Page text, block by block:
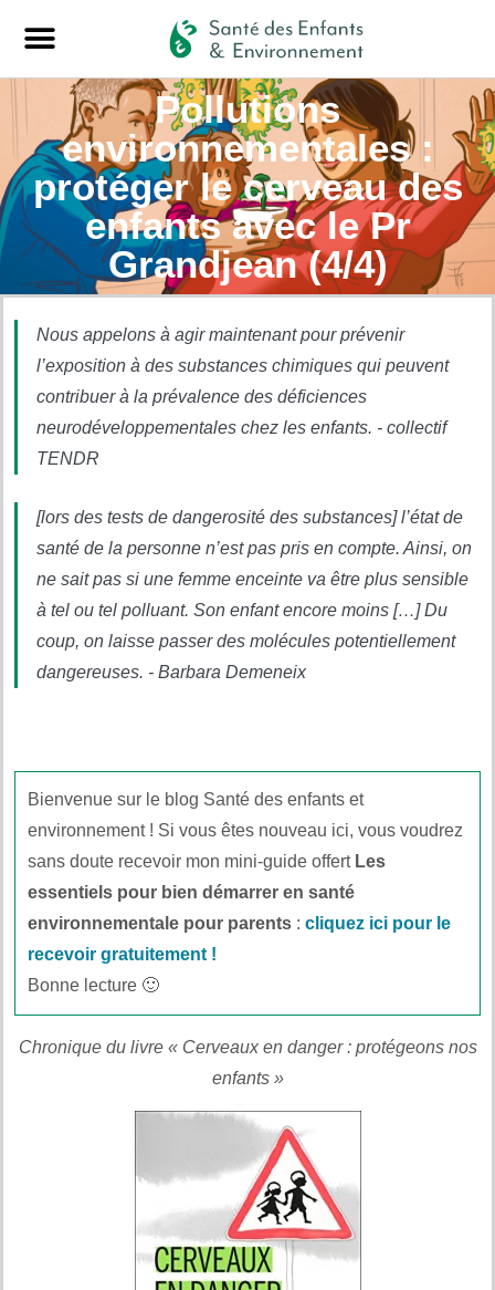
Pollutions
environnementales :
protéger le cerveau des
enfants avec le Pr
Grandjean (4/4)
Nous appelons à agir maintenant pour prévenir
l’exposition à des substances chimiques qui peuvent
contribuer à la prévalence des déficiences
neurodéveloppementales chez les enfants. - collectif
TENDR
[lors des tests de dangerosité des substances] l’état de
santé de la personne n’est pas pris en compte. Ainsi, on
ne sait pas si une femme enceinte va être plus sensible
à tel ou tel polluant. Son enfant encore moins […] Du
coup, on laisse passer des molécules potentiellement
dangereuses. - Barbara Demeneix
Bienvenue sur le blog Santé des enfants et
environnement ! Si vous êtes nouveau ici, vous voudrez
sans doute recevoir mon mini-guide offert Les
essentiels pour bien démarrer en santé
environnementale pour parents :cliquez ici pour le
recevoir gratuitement !
Bonne lecture 🙂
Chronique du livre « Cerveaux en danger : protégeons nos
enfants »